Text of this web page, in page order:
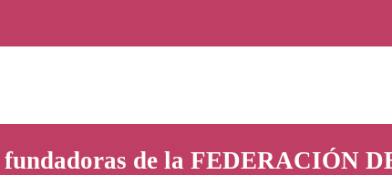
fundadoras de la FEDERACIÓN